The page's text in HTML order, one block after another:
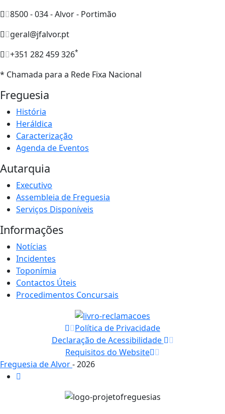
8500 - 034 - Alvor - Portimão
geral@jfalvor.pt
+351 282 459 326*
* Chamada para a Rede Fixa Nacional
Freguesia
História
Heráldica
Caracterização
Agenda de Eventos
Autarquia
Executivo
Assembleia de Freguesia
Serviços Disponíveis
Informações
Notícias
Incidentes
Toponímia
Contactos Úteis
Procedimentos Concursais
Política de Privacidade
Declaração de Acessibilidade
Requisitos do Website
Freguesia de Alvor- 2026